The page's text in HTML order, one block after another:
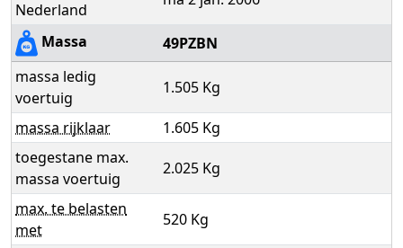
Nederland
Massa
49PZBN
massa ledig
voertuig
1.505 Kg
massa rijklaar
1.605 Kg
toegestane max.
massa voertuig
2.025 Kg
max. te belasten
met
520 Kg